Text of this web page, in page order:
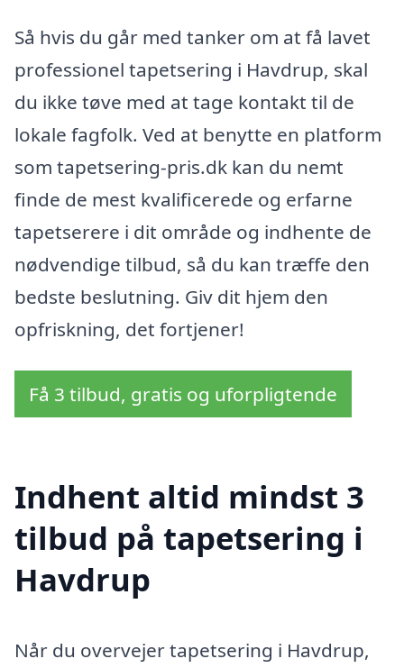
Så hvis du går med tanker om at få lavet
professionel tapetsering i Havdrup, skal
du ikke tøve med at tage kontakt til de
lokale fagfolk. Ved at benytte en platform
som tapetsering-pris.dk kan du nemt
finde de mest kvalificerede og erfarne
tapetserere i dit område og indhente de
nødvendige tilbud, så du kan træffe den
bedste beslutning. Giv dit hjem den
opfriskning, det fortjener!
Få 3 tilbud, gratis og uforpligtende
Indhent altid mindst 3
tilbud på tapetsering i
Havdrup
Når du overvejer tapetsering i Havdrup,